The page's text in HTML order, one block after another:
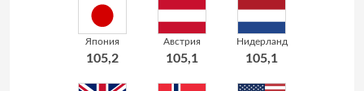
Япония
105,2
Австрия
105,1
Нидерланд
105,1